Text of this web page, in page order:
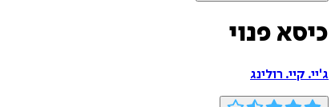
כיסא פנוי
ג'יי. קיי. רולינג